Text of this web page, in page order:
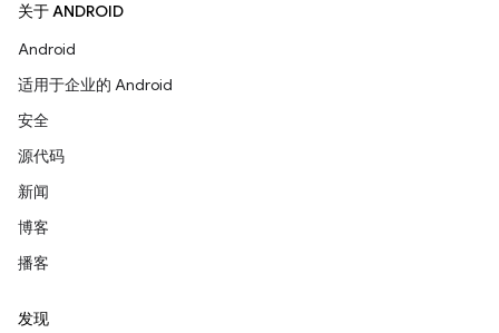
关于 ANDROID
Android
适用于企业的 Android
安全
源代码
新闻
博客
播客
发现